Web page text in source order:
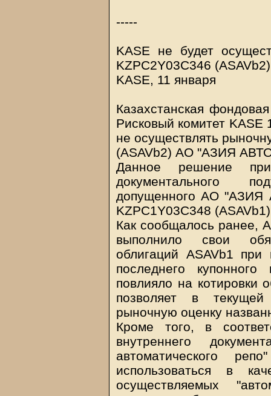
-----
KASE не будет
KZPC2Y03C346
KASE, 11 января
Казахстанская
Рисковый комитет KASE
не осуществлять
(ASAVb2) АО "АЗИЯ
Данное решение
документального
допущенного АО "АЗИЯ
KZPC1Y03C348
Как сообщалось
выполнило свои
облигаций ASAVb1
последнего купонного
повлияло на котировки
позволяет в текущей
рыночную оценку
Кроме того, в
внутреннего
автоматического
использоваться в
осуществляемых